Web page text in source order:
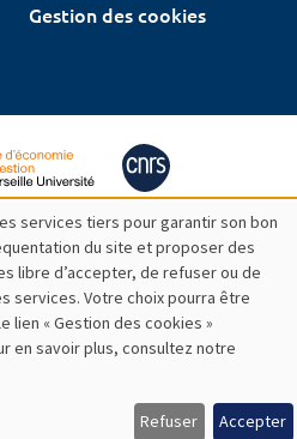
Gestion des cookies
services tiers pour garantir son bon
du site et proposer des
libre d’accepter, de refuser ou de
services. Votre choix pourra être
lien « Gestion des cookies »
en savoir plus, consultez notre
Refuser Accepter